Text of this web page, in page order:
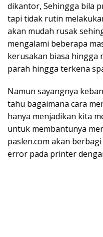
dikantor, Sehingga bila
tapi tidak rutin
akan mudah rusak
mengalami beberapa
kerusakan biasa hingga
parah hingga terkena
Namun sayangnya
tahu bagaimana cara
hanya menjadikan kita
untuk membantunya
paslen.com akan
error pada printer